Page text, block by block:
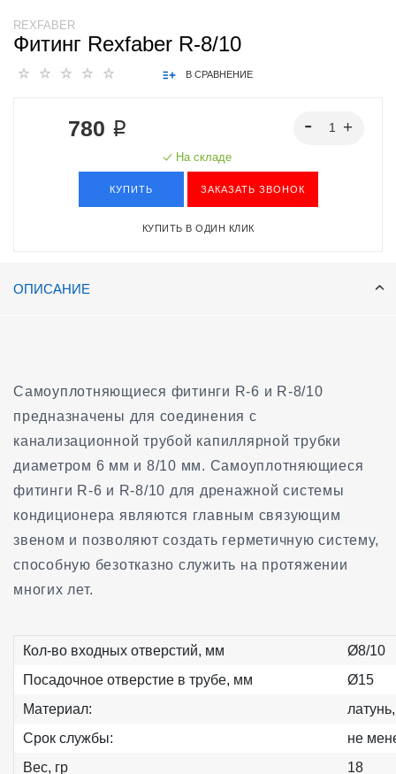
REXFABER
Фитинг Rexfaber R-8/10
В СРАВНЕНИЕ
780 ₽
На складе
КУПИТЬ ЗАКАЗАТЬ ЗВОНОК
КУПИТЬ В ОДИН КЛИК
ОПИСАНИЕ
Самоуплотняющиеся фитинги R-6 и R-8/10
предназначены для соединения с
канализационной трубой капиллярной трубки
диаметром 6 мм и 8/10 мм. Самоуплотняющиеся
фитинги R-6 и R-8/10 для дренажной системы
кондиционера являются главным связующим
звеном и позволяют создать герметичную систему,
способную безотказно служить на протяжении
многих лет.
Кол-во входных отверстий, мм
Ø8/10
Посадочное отверстие в трубе, мм
Ø15
Материал:
Срок службы:
не
Вес, гр
18